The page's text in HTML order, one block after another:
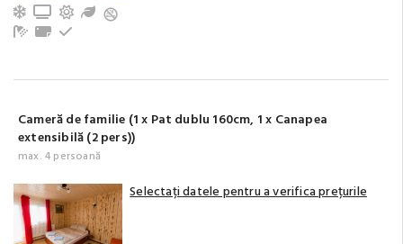
Aer condiționat
TV Terasă/balcon
Grădină / Curte / Zonă verde
Baie cu duș (privat)
Prosoape
Cameră de familie (1 x Pat dublu 160cm, 1 x Canapea
extensibilă (2 pers))
max. 4 persoană
Selectați datele pentru a verifica prețurile